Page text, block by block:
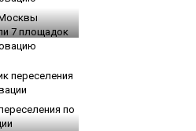
7 площадок
по